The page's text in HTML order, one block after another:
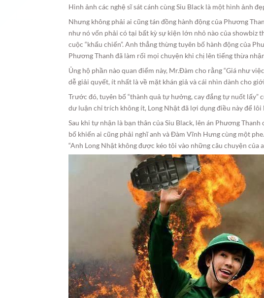
Hình ảnh các nghệ sĩ sát cánh cùng Siu Black là một hình ảnh
Nhưng không phải ai cũng tán đồng hành động của Phương
như nó vốn phải có tại bất kỳ sự kiện lớn nhỏ nào của showbiz
cuộc “khẩu chiến”. Anh thẳng thừng tuyên bố hành động của
Phương Thanh đã làm rối mọi chuyện khi chị lên tiếng thừa
Ủng hộ phần nào quan điểm này, Mr.Đàm cho rằng “Giá như
dễ giải quyết, ít nhất là về mặt khán giả và cái nhìn dành cho giới
Trước đó, tuyên bố “thành quả tự hưởng, cay đắng tự nuốt lấy”
dư luận chỉ trích không ít, Long Nhật đã lợi dụng điều này để lôi
Sau khi tự nhận là bạn thân của Siu Black, lên án Phương
bố khiến ai cũng phải nghĩ anh và Đàm Vĩnh Hưng cùng một
“Anh Long Nhật không được kéo tôi vào những câu chuyện của